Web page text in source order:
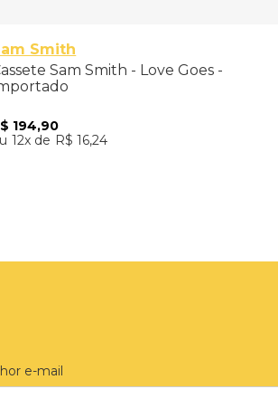
Smith
Sam Smith - Love Goes -
194,90
12
R$ 16,24
e-mail